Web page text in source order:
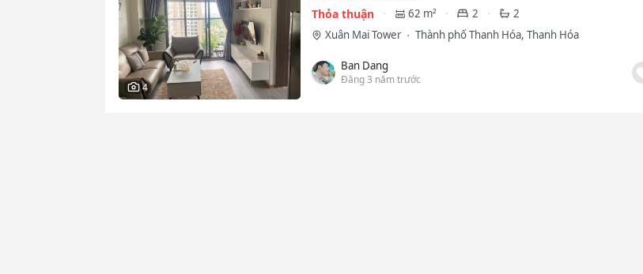
4
Thỏa thuận
62 m² 2
2
Xuân Mai Tower
Thành phố Thanh Hóa, Thanh Hóa
Ban Dang
Đăng 3 năm trước